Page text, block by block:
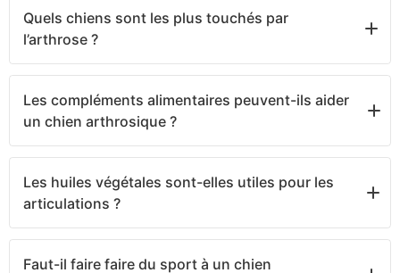
une raideur, une baisse d’activité, des difficultés à se
lever ou une gêne après l’effort.
Quels chiens sont les plus touchés par
l’arthrose ?
très actifs sont plus concernés par les sensibilités
articulaires.
Les compléments alimentaires peuvent-ils aider
un chien arthrosique ?
pour accompagner le confort articulaire et soutenir
la mobilité du chien au quotidien.
Les huiles végétales sont-elles utiles pour les
articulations ?
Faut-il faire faire du sport à un chien